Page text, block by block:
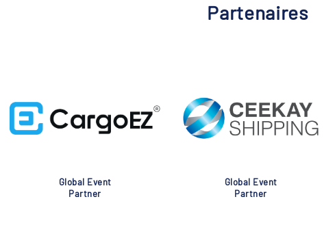
Partenaires
Global Event
Partner
Global Event
Partner